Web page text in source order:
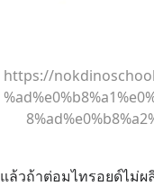
https://
แล้วถ้าต่อมไทรอยด์ไม่ผ